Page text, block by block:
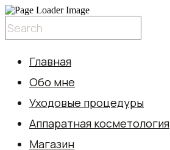
Главная
Обо мне
Уходовые процедуры
Аппаратная косметология
Магазин